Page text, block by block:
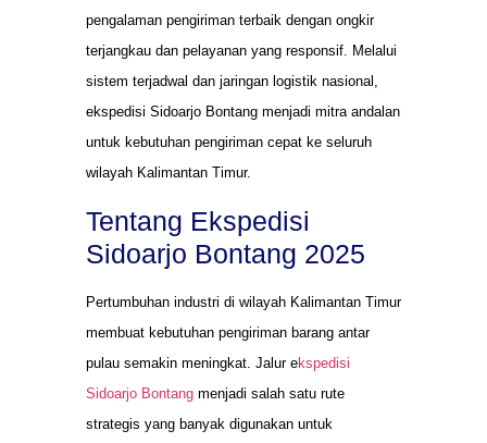
pengalaman pengiriman terbaik dengan ongkir
terjangkau dan pelayanan yang responsif. Melalui
sistem terjadwal dan jaringan logistik nasional,
ekspedisi Sidoarjo Bontang menjadi mitra andalan
untuk kebutuhan pengiriman cepat ke seluruh
wilayah Kalimantan Timur.
Tentang Ekspedisi
Sidoarjo Bontang 2025
Pertumbuhan industri di wilayah Kalimantan Timur
membuat kebutuhan pengiriman barang antar
pulau semakin meningkat. Jalur ekspedisi
Sidoarjo Bontang menjadi salah satu rute
strategis yang banyak digunakan untuk